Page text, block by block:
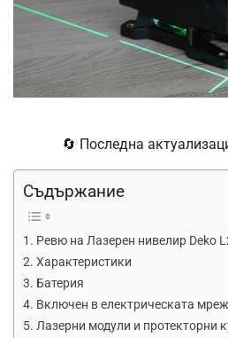
🔄 Последна
Съдържание
Ревю на Лазерен нивелир Deko
Характеристики
Батерия
Включен в електрическата
Лазерни модули и протекторни